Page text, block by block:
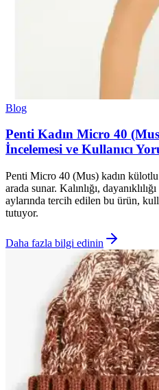
Blog
Penti Kadın Micro 40
İncelemesi ve Kullanıcı
Penti Micro 40 (Mus) kadın külotlu
arada sunar. Kalınlığı,
aylarında tercih edilen bu ürün,
tutuyor.
Daha fazla bilgi edinin